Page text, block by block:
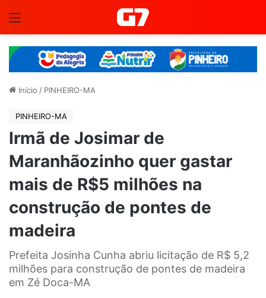
Início / PINHEIRO-MA
PINHEIRO-MA
Irmã de Josimar de
Maranhãozinho quer gastar
mais de R$5 milhões na
construção de pontes de
madeira
Prefeita Josinha Cunha abriu licitação de R$ 5,2
milhões para construção de pontes de madeira
em Zé Doca-MA